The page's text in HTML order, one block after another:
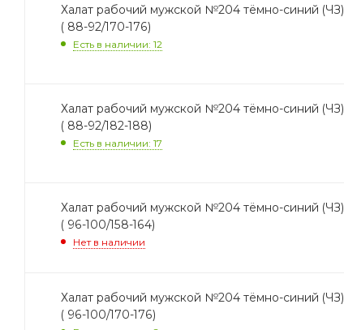
Халат рабочий мужской №204 тёмно-синий (ЧЗ)
( 88-92/170-176)
Есть в наличии: 12
Халат рабочий мужской №204 тёмно-синий (ЧЗ)
( 88-92/182-188)
Есть в наличии: 17
Халат рабочий мужской №204 тёмно-синий (ЧЗ)
( 96-100/158-164)
Нет в наличии
Халат рабочий мужской №204 тёмно-синий (ЧЗ)
( 96-100/170-176)